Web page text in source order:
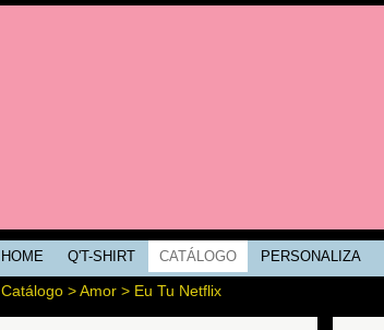
HOME Q'T-SHIRT CATÁLOGO PERSONALIZA
Catálogo >Amor > Eu Tu Netflix